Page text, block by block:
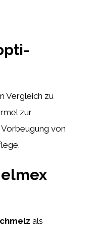
Vergleich zu
zur
von
als